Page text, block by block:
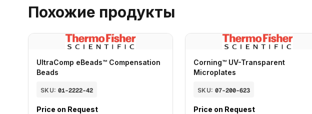
Похожие продукты
UltraComp eBeads™ Compensation
Beads
SKU: 01-2222-42
Price on Request
Corning™ UV-Transparent
Microplates
SKU: 07-200-623
Price on Request